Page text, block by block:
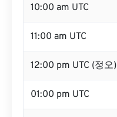
10:00 am UTC
11:00 am UTC
12:00 pm UTC (정오)
01:00 pm UTC